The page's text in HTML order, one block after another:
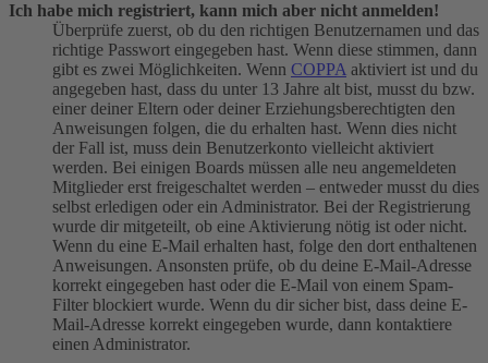
Ich habe mich registriert, kann mich aber nicht anmelden!
Überprüfe zuerst, ob du den richtigen Benutzernamen und das
richtige Passwort eingegeben hast. Wenn diese stimmen, dann
gibt es zwei Möglichkeiten. Wenn COPPA aktiviert ist und du
angegeben hast, dass du unter 13 Jahre alt bist, musst du bzw.
einer deiner Eltern oder deiner Erziehungsberechtigten den
Anweisungen folgen, die du erhalten hast. Wenn dies nicht
der Fall ist, muss dein Benutzerkonto vielleicht aktiviert
werden. Bei einigen Boards müssen alle neu angemeldeten
Mitglieder erst freigeschaltet werden – entweder musst du dies
selbst erledigen oder ein Administrator. Bei der Registrierung
wurde dir mitgeteilt, ob eine Aktivierung nötig ist oder nicht.
Wenn du eine E-Mail erhalten hast, folge den dort enthaltenen
Anweisungen. Ansonsten prüfe, ob du deine E-Mail-Adresse
korrekt eingegeben hast oder die E-Mail von einem Spam-
Filter blockiert wurde. Wenn du dir sicher bist, dass deine E-
Mail-Adresse korrekt eingegeben wurde, dann kontaktiere
einen Administrator.